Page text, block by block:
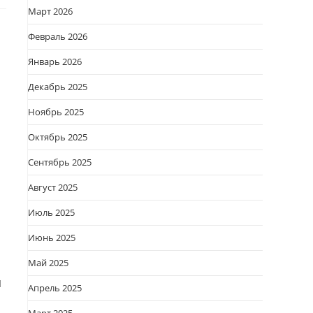
Март 2026
Февраль 2026
Январь 2026
Декабрь 2025
Ноябрь 2025
Октябрь 2025
Сентябрь 2025
Август 2025
Июль 2025
Июнь 2025
Май 2025
Апрель 2025